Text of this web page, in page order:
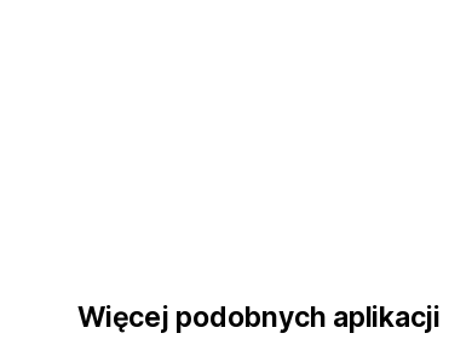
Więcej podobnych aplikacji